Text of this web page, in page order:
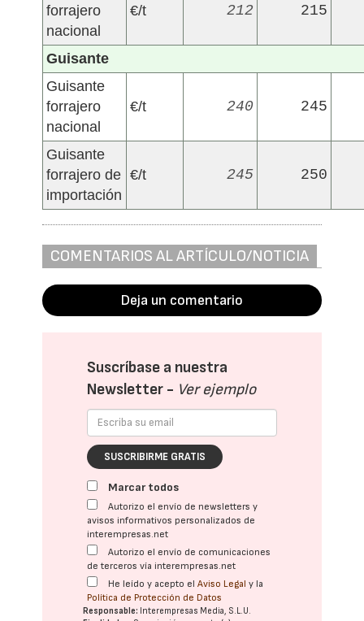
forrajero
nacional
€/t 212 215
Guisante
Guisante
forrajero
nacional
€/t 240 245
Guisante
forrajero de
importación
€/t 245 250
COMENTARIOS AL ARTÍCULO/NOTICIA
Deja un comentario
Suscríbase a nuestra
Newsletter - Ver ejemplo
SUSCRIBIRME GRATIS
Marcar todos
Autorizo el envío de newsletters y
avisos informativos personalizados de
interempresas.net
Autorizo el envío de comunicaciones
de terceros vía interempresas.net
He leído y acepto elAviso Legal y la
Política de Protección de Datos
Responsable: Interempresas Media, S.L.U.